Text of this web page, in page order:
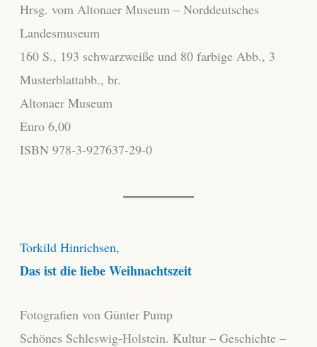
Hrsg. vom Altonaer Museum – Norddeutsches
Landesmuseum
160 S., 193 schwarzweiße und 80 farbige Abb., 3
Musterblattabb., br.
Altonaer Museum
Euro 6,00
ISBN 978-3-927637-29-0
Torkild Hinrichsen,
Das ist die liebe Weihnachtszeit
Fotografien von Günter Pump
Schönes Schleswig-Holstein. Kultur – Geschichte –